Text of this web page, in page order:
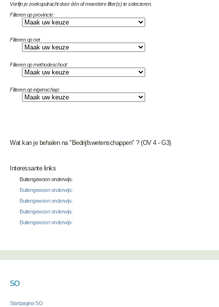
Verfijn je zoekopdracht door één of meerdere filter(s) te selecteren.
Filteren op provincie:
Filteren op net
Filteren op methodeschool:
Filteren op eigenschap:
Wat kan je behalen na "Bedrijfswetenschappen" ? (OV 4 - G3)
Interessante links
Buitengewoon onderwijs:
Buitengewoon onderwijs:
Buitengewoon onderwijs:
Buitengewoon onderwijs:
Buitengewoon onderwijs:
SO
Startpagina SO